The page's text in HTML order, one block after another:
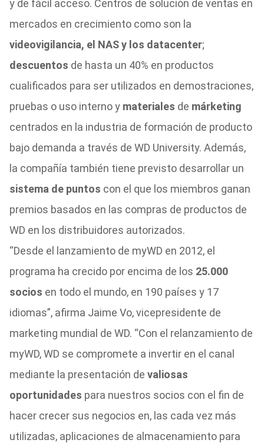
y de fácil acceso. Centros de solución de ventas en
mercados en crecimiento como son la
videovigilancia, el NAS y los datacenter;
d escuentos de hasta un 40% en productos
cualificados para ser utilizados en demostraciones,
pruebas o uso interno y materiales de márketing
centrados en la industria de formación de producto
bajo demanda a través de WD University. Además,
la compañía también tiene previsto desarrollar un
sistema de puntos con el que los miembros ganan
premios basados en las compras de productos de
WD en los distribuidores autorizados.
“Desde el lanzamiento de myWD en 2012, el
programa ha crecido por encima de los 25.000
socios en todo el mundo, en 190 países y 17
idiomas”, afirma Jaime Vo, vicepresidente de
marketing mundial de WD. “Con el relanzamiento de
myWD, WD se compromete a invertir en el canal
mediante la presentación de valiosas
oportunidades para nuestros socios con el fin de
hacer crecer sus negocios en, las cada vez más
utilizadas, aplicaciones de almacenamiento para